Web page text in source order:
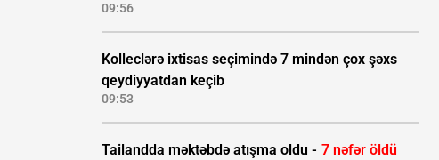
09:56
Kolleclərə ixtisas seçimində 7 mindən çox şəxs
qeydiyyatdan keçib
09:53
Tailandda məktəbdə atışma oldu - 7 nəfər öldü